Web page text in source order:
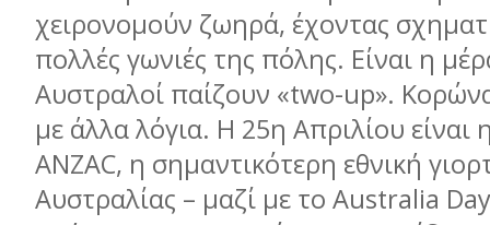
χειρονομούν ζωηρά, έχοντας
πολλές γωνιές της πόλης. Είναι η
Αυστραλοί παίζουν «two-up».
με άλλα λόγια. Η 25η Απριλίου είναι
ANZAC, η σημαντικότερη εθνική
Αυστραλίας – μαζί με το Australia